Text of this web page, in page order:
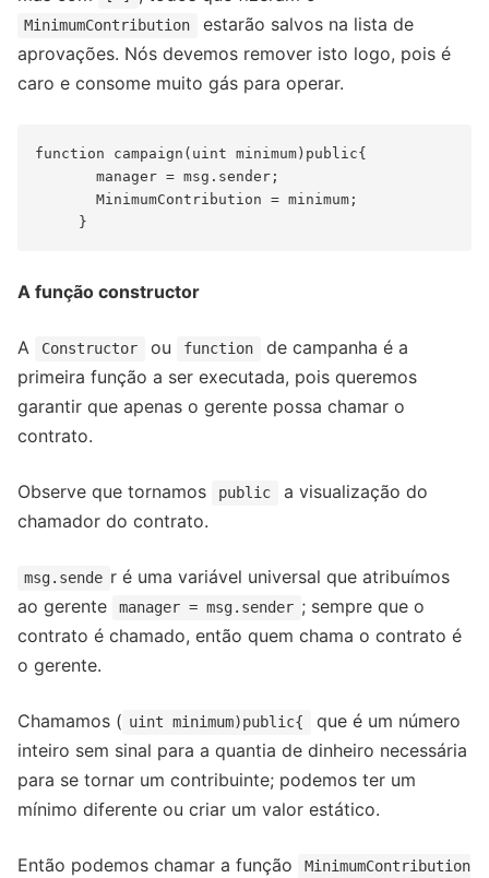
MinimumContribution
estarão salvos na lista de
aprovações. Nós devemos remover isto logo, pois é
caro e consome muito gás para operar.
function campaign(uint minimum)public{
       manager = msg.sender;
       MinimumContribution = minimum;
A função constructor
A Constructor ou function
de campanha é a
primeira função a ser executada, pois queremos
garantir que apenas o gerente possa chamar o
contrato.
Observe que tornamos public
a visualização do
chamador do contrato.
msg.sende r é uma variável universal que atribuímos
ao gerente
manager = msg.sender ; sempre que o
contrato é chamado, então quem chama o contrato é
o gerente.
Chamamos ( uint minimum)public{
que é um número
inteiro sem sinal para a quantia de dinheiro necessária
para se tornar um contribuinte; podemos ter um
mínimo diferente ou criar um valor estático.
Então podemos chamar a função
MinimumContribution